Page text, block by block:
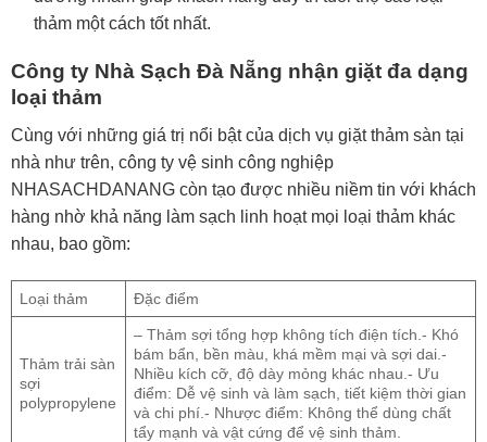
thảm một cách tốt nhất.
Công ty Nhà Sạch Đà Nẵng nhận giặt đa dạng
loại thảm
Cùng với những giá trị nổi bật của dịch vụ giặt thảm sàn tại
nhà như trên, công ty vệ sinh công nghiệp
NHASACHDANANG còn tạo được nhiều niềm tin với khách
hàng nhờ khả năng làm sạch linh hoạt mọi loại thảm khác
nhau, bao gồm:
Loại thảm Đặc điểm
Thảm trải sàn
sợi
polypropylene
– Thảm sợi tổng hợp không tích điện tích.- Khó
bám bẩn, bền màu, khá mềm mại và sợi dai.-
Nhiều kích cỡ, độ dày mỏng khác nhau.- Ưu
điểm: Dễ vệ sinh và làm sạch, tiết kiệm thời gian
và chi phí.- Nhược điểm: Không thể dùng chất
tẩy mạnh và vật cứng để vệ sinh thảm.